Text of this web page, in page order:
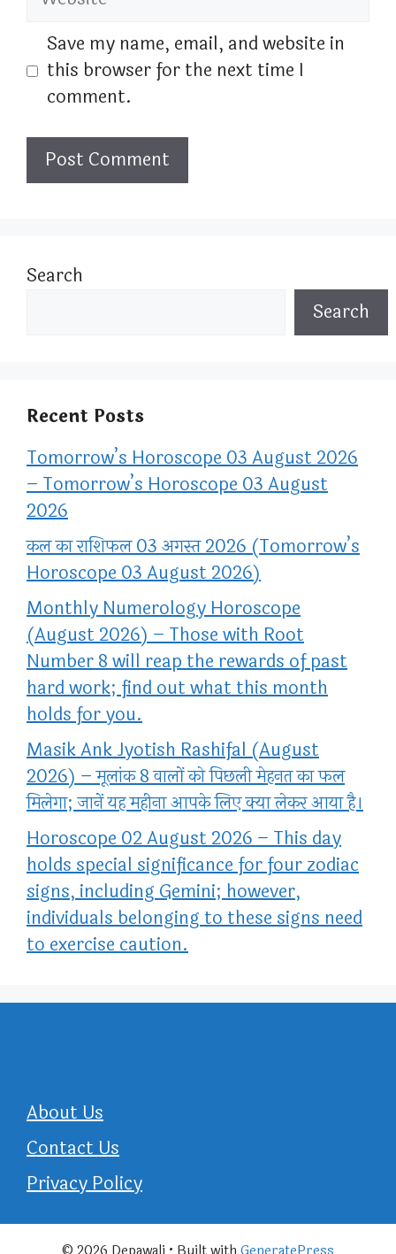
Save my name, email, and website in
this browser for the next time I
comment.
Search
Search
Recent Posts
Tomorrow’s Horoscope 03 August 2026
– Tomorrow’s Horoscope 03 August
2026
कल का राशिफल 03 अगस्त 2026 (Tomorrow’s
Horoscope 03 August 2026)
Monthly Numerology Horoscope
(August 2026) – Those with Root
Number 8 will reap the rewards of past
hard work; find out what this month
holds for you.
Masik Ank Jyotish Rashifal (August
2026) – मूलांक 8 वालों को पिछली मेहनत का फल
मिलेगा; जानें यह महीना आपके लिए क्या लेकर आया है।
Horoscope 02 August 2026 – This day
holds special significance for four zodiac
signs, including Gemini; however,
individuals belonging to these signs need
to exercise caution.
About Us
Contact Us
Privacy Policy